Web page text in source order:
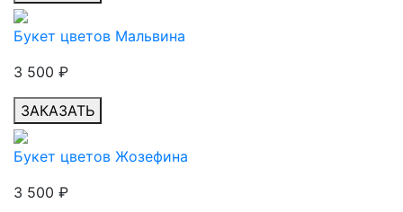
Букет цветов Мальвина
3 500 ₽
ЗАКАЗАТЬ
Букет цветов Жозефина
3 500 ₽